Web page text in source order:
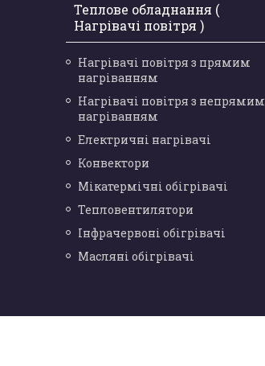
Теплове обладнання (
Нагрівачі повітря )
Нагрівачі повітря з прямим
нагріванням
Нагрівачі повітря з непрямим
нагріванням
Електричні нагрівачі
Конвектори
Мікатермічні обігрівачі
Тепловентилятори
Інфрачервоні обігрівачі
Масляні обігрівачі